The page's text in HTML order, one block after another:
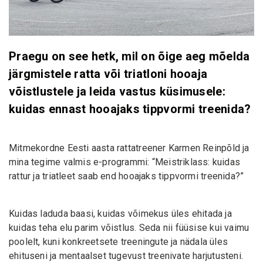
Praegu on see hetk, mil on õige aeg mõelda
järgmistele ratta või triatloni hooaja
võistlustele ja leida vastus küsimusele:
kuidas ennast hooajaks tippvormi treenida?
Mitmekordne Eesti aasta rattatreener Karmen Reinpõld ja
mina tegime valmis e-programmi: “Meistriklass: kuidas
rattur ja triatleet saab end hooajaks tippvormi treenida?”
Kuidas laduda baasi, kuidas võimekus üles ehitada ja
kuidas teha elu parim võistlus. Seda nii füüsise kui vaimu
poolelt, kuni konkreetsete treeningute ja nädala üles
ehituseni ja mentaalset tugevust treenivate harjutusteni.